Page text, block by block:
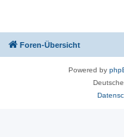
Foren-Übersicht
Powered by